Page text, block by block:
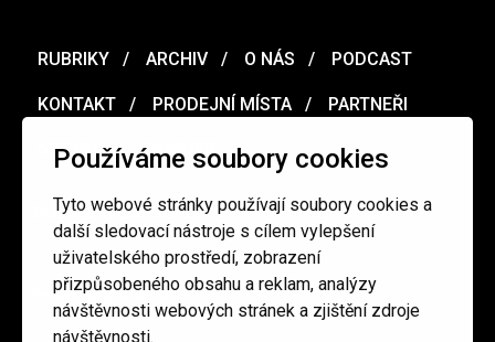
Používáme soubory cookies
Tyto webové stránky používají soubory cookies a
další sledovací nástroje s cílem vylepšení
uživatelského prostředí, zobrazení
přizpůsobeného obsahu a reklam, analýzy
návštěvnosti webových stránek a zjištění zdroje
návštěvnosti.
RUBRIKY ARCHIV O NÁS PODCAST
KONTAKT PRODEJNÍ MÍSTA PARTNEŘI
MERCH VOUCHER
Ochrana osobních údajů / Obchodní podmínky
redakce@cinepur.cz